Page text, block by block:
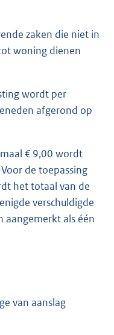
zaken die niet in
woning dienen
wordt per
afgerond op
€ 9,00 wordt
de toepassing
het totaal van de
verschuldigde
aangemerkt als één
van aanslag